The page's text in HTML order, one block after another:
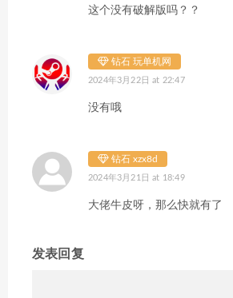
这个没有破解版吗？？
钻石 玩单机网
2024年3月22日 at 22:47
没有哦
钻石 xzx8d
2024年3月21日 at 18:49
大佬牛皮呀，那么快就有了
发表回复